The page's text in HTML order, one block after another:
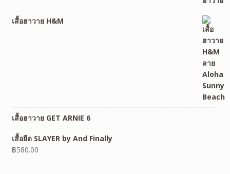
เสื้อฮาวาย H&M
เสื้อฮาวาย GET ARNIE 6
เสื้อยืด SLAYER by And Finally
฿580.00